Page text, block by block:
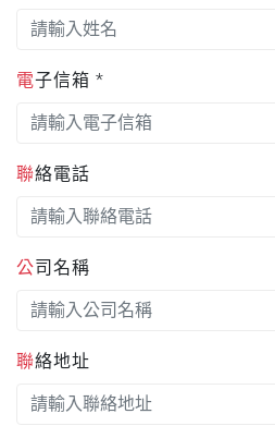
電子信箱 *
聯絡電話
公司名稱
聯絡地址